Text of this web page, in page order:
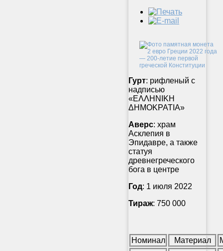
Гурт: рифленый с
надписью
«ΕΛΛΗΝΙΚΗ
ΔΗΜΟΚΡΑΤΙΑ»
Аверс: храм
Асклепия в
Эпидавре, а также
статуя
древнегреческого
бога в центре
Год: 1 июля 2022
Тираж: 750 000
Номинал Материал